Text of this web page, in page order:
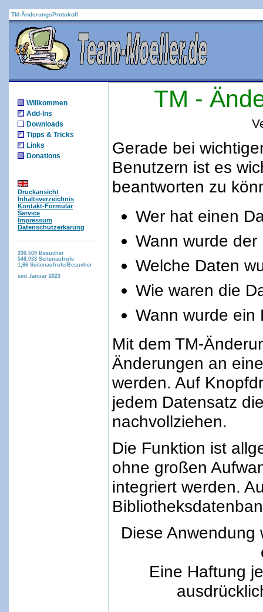
TM-ÄnderungsProtokoll
Willkommen
Add-Ins
Downloads
Tipps & Tricks
Links
Donations
Druckansicht
Inhaltsverzeichnis
Kontakt-Formular
Service
Impressum
Datenschutzerkärung
330.509 Besucher
548.033 Seitenaufrufe
1,66 Seitenaufrufe/Besucher
seit Januar 2023
TM -
Gerade bei
Benutzern ist es
beantworten zu
Wer hat einen
Wann wurde
Welche Daten
Wie waren die
Wann wurde ein
Mit dem TM-
Änderungen an
werden. Auf
jedem Datensatz
nachvollziehen.
Die Funktion ist
ohne großen
integriert werden.
Diese Anwendung
Eine Haftung